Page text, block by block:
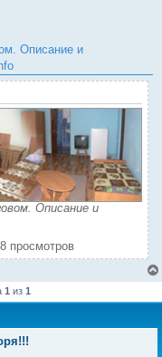
Описание и
Описание и
просмотров
1 из 1